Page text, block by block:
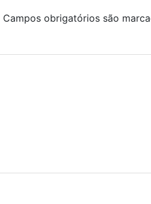
Campos obrigatórios são